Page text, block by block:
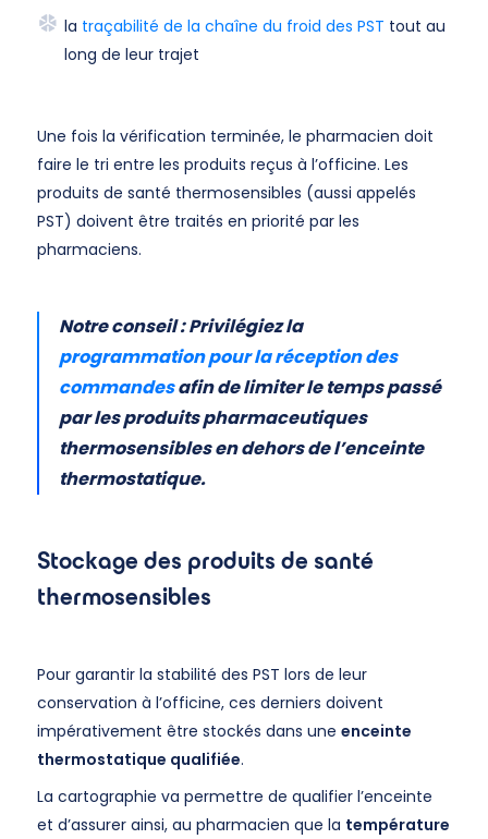
la traçabilité de la chaîne du froid des PST tout au
long de leur trajet
Une fois la vérification terminée, le pharmacien doit
faire le tri entre les produits reçus à l’officine. Les
produits de santé thermosensibles (aussi appelés
PST) doivent être traités en priorité par les
pharmaciens.
Notre conseil : Privilégiez la
programmation pour la réception des
commandesafin de limiter le temps passé
par les produits pharmaceutiques
thermosensibles en dehors de l’enceinte
thermostatique.
Stockage des produits de santé
thermosensibles
Pour garantir la stabilité des PST lors de leur
conservation à l’officine, ces derniers doivent
impérativement être stockés dans une enceinte
thermostatique qualifiée.
La cartographie va permettre de qualifier l’enceinte
et d’assurer ainsi, au pharmacien que la température